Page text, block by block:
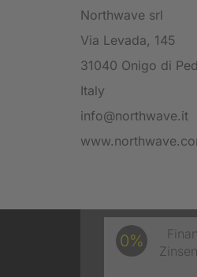
Northwave srl
Via Levada, 145
31040 Onigo di
Italy
info@northwave.it
0%